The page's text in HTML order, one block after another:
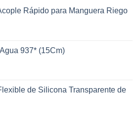
Rápido para Manguera Riego
937* (15Cm)
de Silicona Transparente de